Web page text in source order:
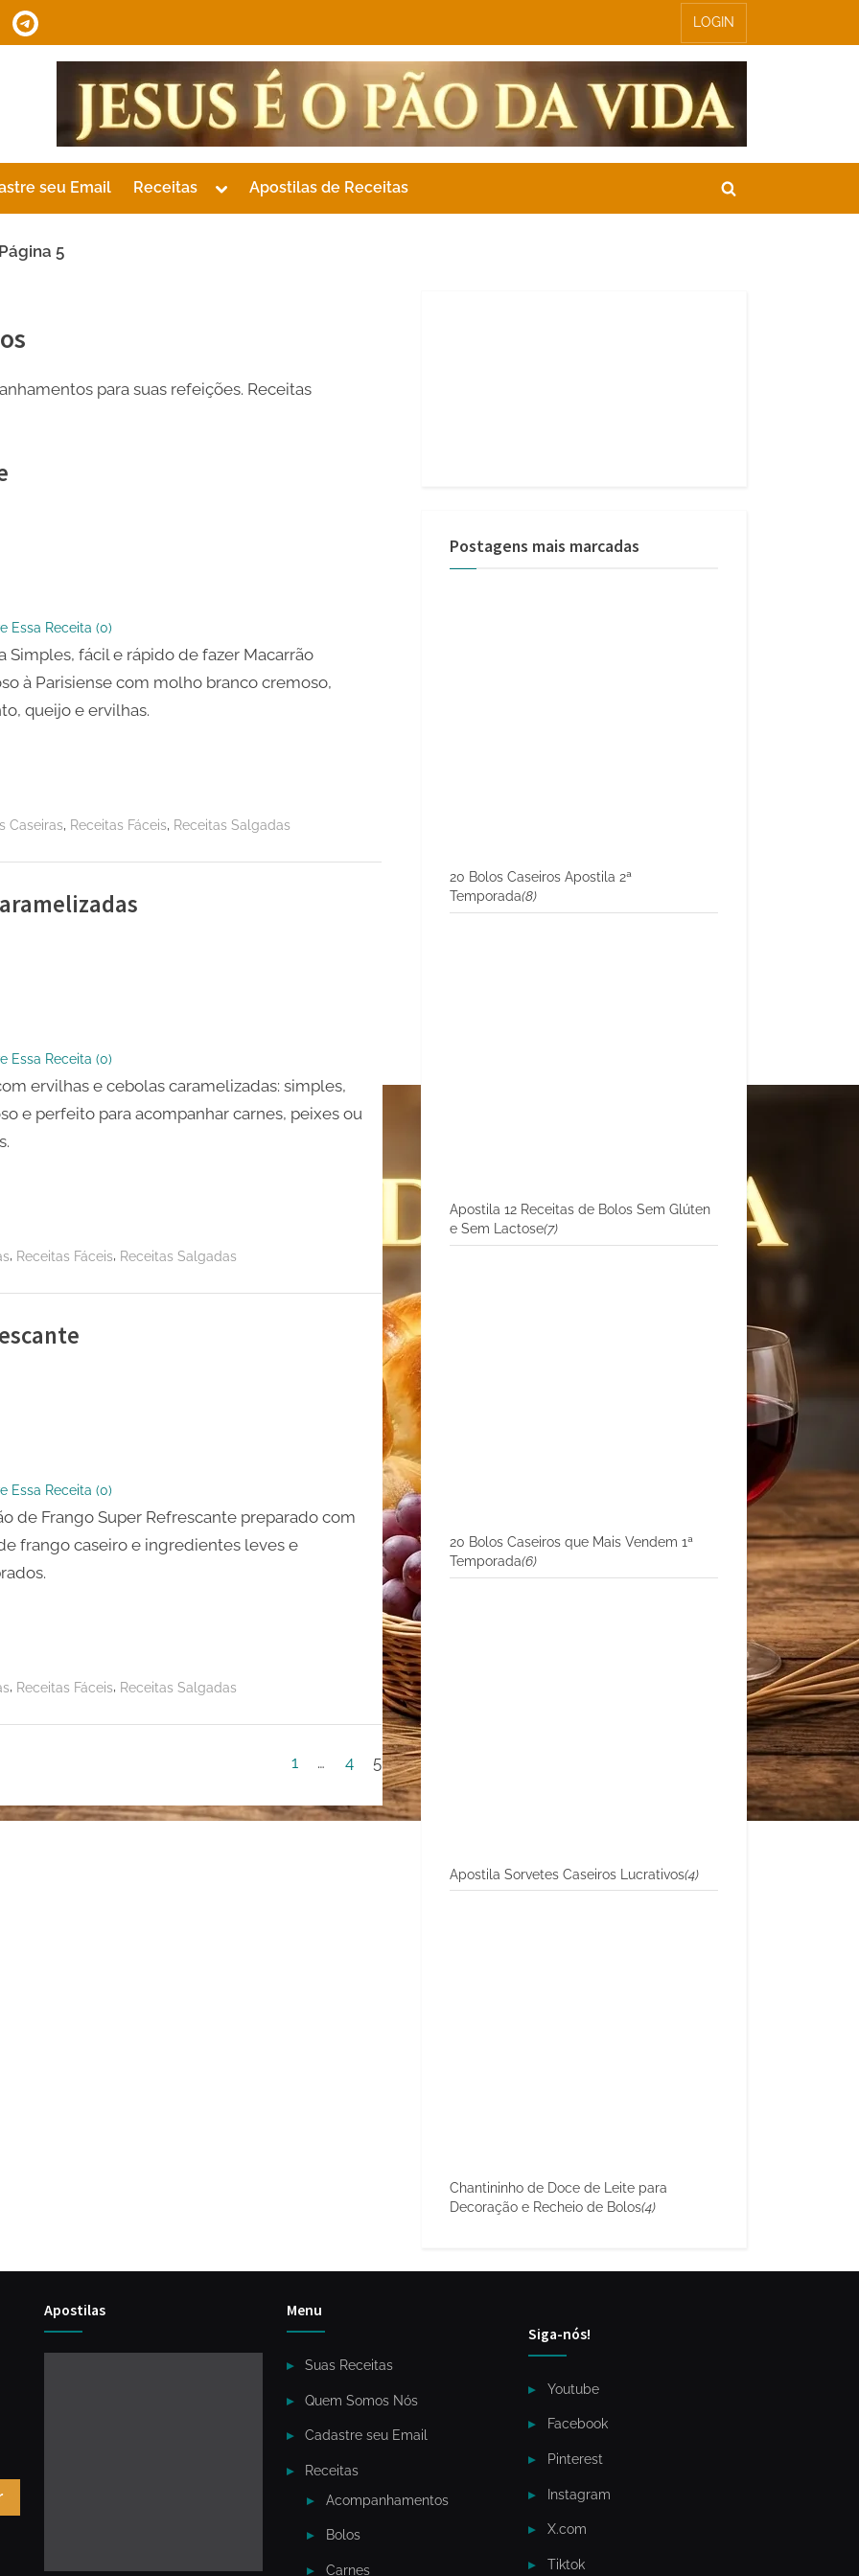
Telegram LOGIN
seu Email Receitas
Toggle
menu
Apostilas de Receitas
Toggle
Página 5
para suas refeições. Receitas
Essa Receita (0)
Simples, fácil e rápido de fazer Macarrão
à Parisiense com molho branco cremoso,
queijo e ervilhas.
Caseiras Receitas Fáceis Receitas Salgadas
Essa Receita (0)
ervilhas e cebolas caramelizadas: simples,
e perfeito para acompanhar carnes, peixes ou
, Receitas Fáceis, Receitas Salgadas
Essa Receita (0)
de Frango Super Refrescante preparado com
frango caseiro e ingredientes leves e
Receitas Fáceis Receitas Salgadas
1 … 4 5
Postagens mais marcadas
20 Bolos Caseiros Apostila 2ª
Temporada(8)
Apostila 12 Receitas de Bolos Sem Glúten
e Sem Lactose(7)
20 Bolos Caseiros que Mais Vendem 1ª
Temporada(6)
Apostila Sorvetes Caseiros Lucrativos(4)
Chantininho de Doce de Leite para
Decoração e Recheio de Bolos(4)
Apostilas Menu
Suas Receitas
Quem Somos Nós
Cadastre seu Email
Receitas
Acompanhamentos
Bolos
Carnes
Siga-nós!
Youtube
Facebook
Pinterest
Instagram
X.com
Tiktok